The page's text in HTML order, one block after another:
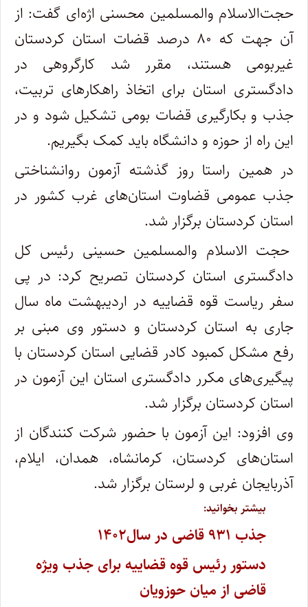
حجت‌الاسلام والمسلمین محسنی اژه‌ای گفت: از
آن جهت که ۸۰ درصد قضات استان کردستان
غیربومی هستند، مقرر شد کارگروهی در
دادگستری استان برای اتخاذ راهکار‌های تربیت،
جذب و بکارگیری قضات بومی تشکیل شود و در
این راه از حوزه و دانشگاه باید کمک بگیریم.
در همین راستا روز گذشته آزمون روانشناختی
جذب عمومی قضاوت استان‌های غرب کشور در
استان کردستان برگزار شد.
حجت الاسلام والمسلمین حسینی رئیس کل
دادگستری استان کردستان تصریح کرد: در پی
سفر ریاست قوه قضاییه در اردیبهشت ماه سال
جاری به استان کردستان و دستور وی مبنی بر
رفع مشکل کمبود کادر قضایی استان کردستان با
پیگیری‌های مکرر دادگستری استان این آزمون در
استان کردستان برگزار شد.
وی افزود: این آزمون با حضور شرکت کنندگان از
استان‌های کردستان، کرمانشاه، همدان، ایلام،
آذربایجان غربی و لرستان برگزار شد.
بیشتر بخوانید:
جذب ۹۳۱ قاضی در سال۱۴۰۲
دستور رئیس قوه قضاییه برای جذب ویژه
قاضی از میان حوزویان